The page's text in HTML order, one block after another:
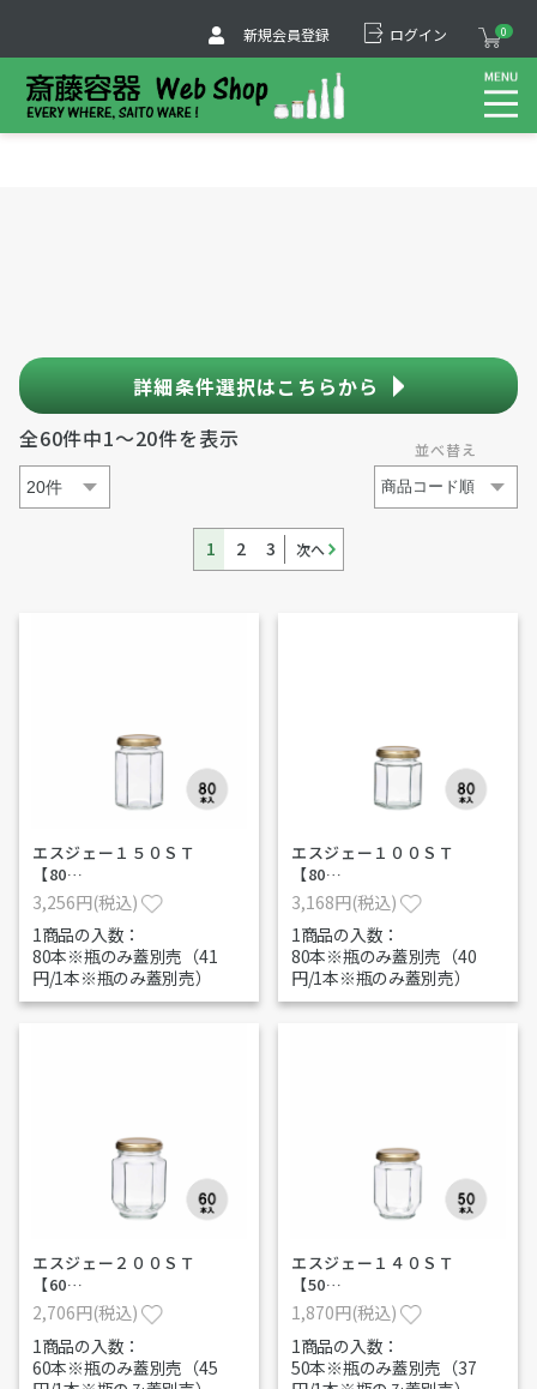
新規会員登録 ログイン 0
詳細条件選択はこちらから
全60件中1～20件を表示
並べ替え
1 2 3 次へ
エスジェー１５０ＳＴ
【80…
3,256円(税込)
1商品の入数：
80本※瓶のみ蓋別売（41
円/1本※瓶のみ蓋別売）
エスジェー１００ＳＴ
【80…
3,168円(税込)
1商品の入数：
80本※瓶のみ蓋別売（40
円/1本※瓶のみ蓋別売）
エスジェー２００ＳＴ
【60…
2,706円(税込)
1商品の入数：
60本※瓶のみ蓋別売（45
エスジェー１４０ＳＴ
【50…
1,870円(税込)
1商品の入数：
50本※瓶のみ蓋別売（37